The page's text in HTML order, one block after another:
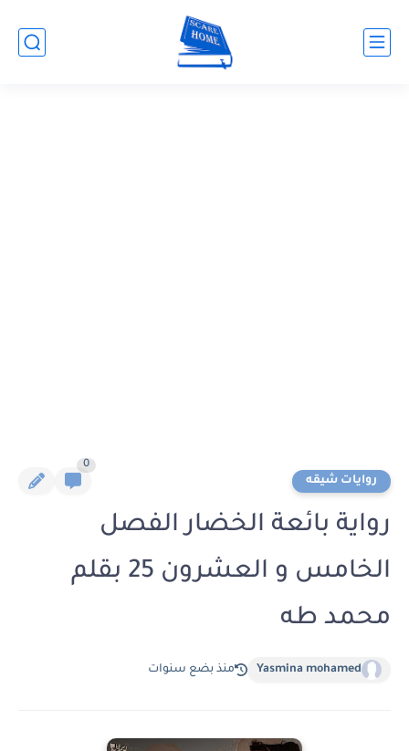
روايات شيقه
0
رواية بائعة الخضار الفصل
الخامس و العشرون 25 بقلم
محمد طه
Yasmina mohamed منذ بضع سنوات